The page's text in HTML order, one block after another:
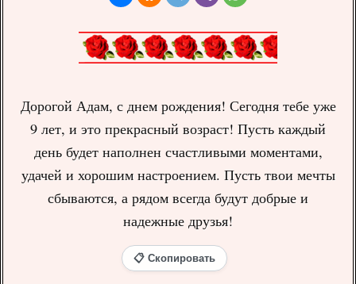
Дорогой Адам, с днем рождения! Сегодня тебе уже
9 лет, и это прекрасный возраст! Пусть каждый
день будет наполнен счастливыми моментами,
удачей и хорошим настроением. Пусть твои мечты
сбываются, а рядом всегда будут добрые и
надежные друзья!
📋 Скопировать